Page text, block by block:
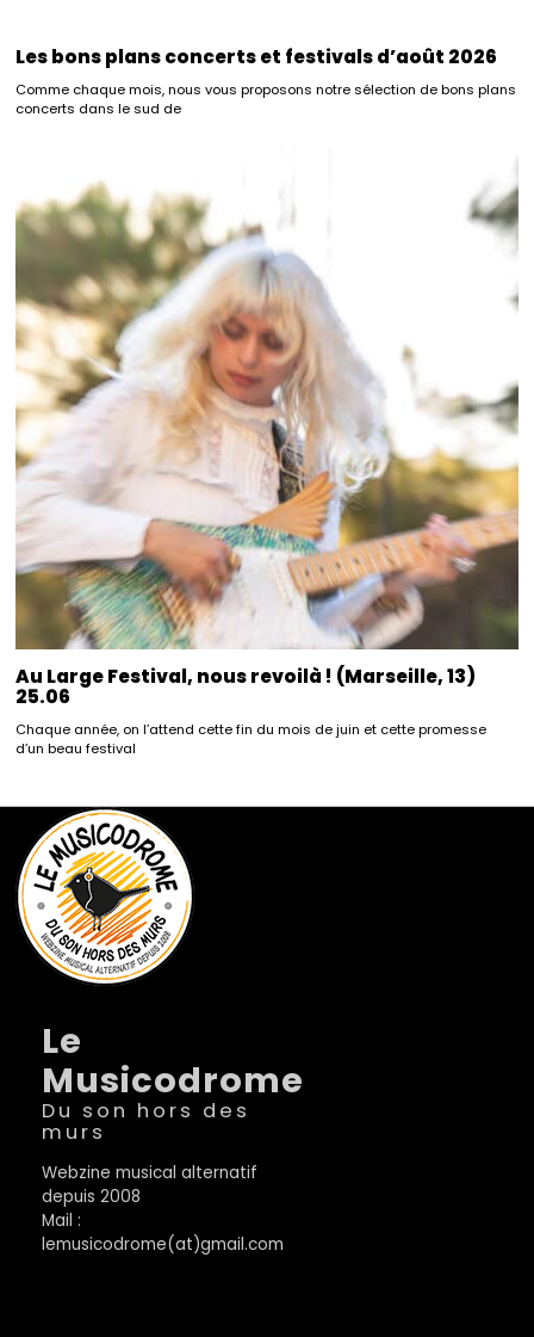
Les bons plans concerts et festivals d’août 2026
Comme chaque mois, nous vous proposons notre sélection de bons plans
concerts dans le sud de
Au Large Festival, nous revoilà ! (Marseille, 13)
25.06
Chaque année, on l’attend cette fin du mois de juin et cette promesse
d’un beau festival
Le
Musicodrome
Du son hors des
murs
Webzine musical alternatif
depuis 2008
Mail :
lemusicodrome(at)gmail.com